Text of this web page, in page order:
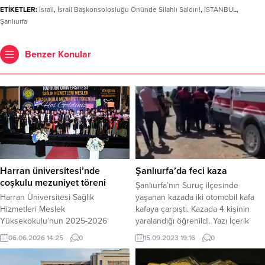
ETİKETLER: İsrail, İsrail Başkonsolosluğu Önünde Silahlı Saldırı!, İSTANBUL ,
Şanlıurfa
Benzer Konular
Harran üniversitesi’nde
coşkulu mezuniyet töreni
Harran Üniversitesi Sağlık
Hizmetleri Meslek
Yüksekokulu’nun 2025-2026
Eğitim-Öğretim Yılı Mezuniyet
Töreni yoğun katılımla
gerçekleştirildi. Yaklaşık 700
06.06.2026 14:25 0
Şanlıurfa’da feci kaza
Şanlıurfa’nın Suruç ilçesinde
yaşanan kazada iki otomobil kafa
kafaya çarpıştı. Kazada 4 kişinin
yaralandığı öğrenildi. Yazı İçerik
Şanlıurfa’nın Suruç ilçesinde
yaşanan kazada iki otomobil kafa
kafaya çarpıştı. Kazada 4 kişinin
15.09.2023 19:16 0